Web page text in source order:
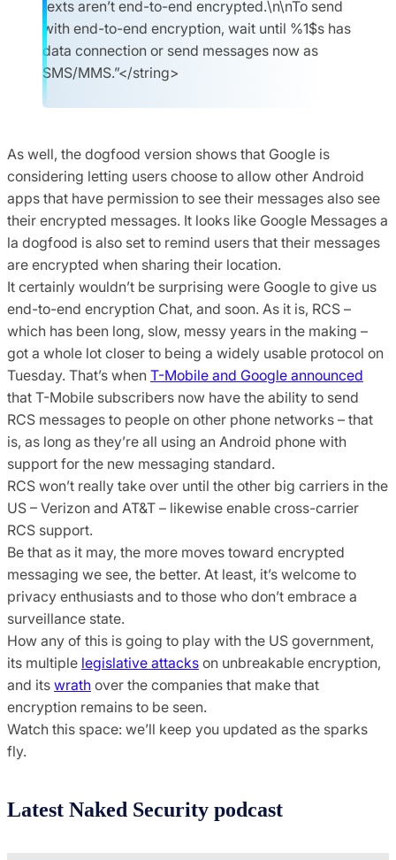
texts aren’t end-to-end encrypted.\n\nTo send
with end-to-end encryption, wait until %1$s has
data connection or send messages now as
SMS/MMS.”</string>
As well, the dogfood version shows that Google is
considering letting users choose to allow other Android
apps that have permission to see their messages also see
their encrypted messages. It looks like Google Messages a
la dogfood is also set to remind users that their messages
are encrypted when sharing their location.
It certainly wouldn’t be surprising were Google to give us
end-to-end encryption Chat, and soon. As it is, RCS –
which has been long, slow, messy years in the making –
got a whole lot closer to being a widely usable protocol on
Tuesday. That’s when T-Mobile and Google announced
that T-Mobile subscribers now have the ability to send
RCS messages to people on other phone networks – that
is, as long as they’re all using an Android phone with
support for the new messaging standard.
RCS won’t really take over until the other big carriers in the
US – Verizon and AT&T – likewise enable cross-carrier
RCS support.
Be that as it may, the more moves toward encrypted
messaging we see, the better. At least, it’s welcome to
privacy enthusiasts and to those who don’t embrace a
surveillance state.
How any of this is going to play with the US government,
its multiple legislative attacks on unbreakable encryption,
and its wrath over the companies that make that
encryption remains to be seen.
Watch this space: we’ll keep you updated as the sparks
fly.
Latest Naked Security podcast